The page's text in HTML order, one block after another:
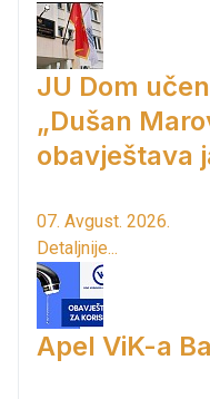
JU Dom
„Dušan
obavještava
07. Avgust. 2026.
Detaljnije...
Apel ViK-a